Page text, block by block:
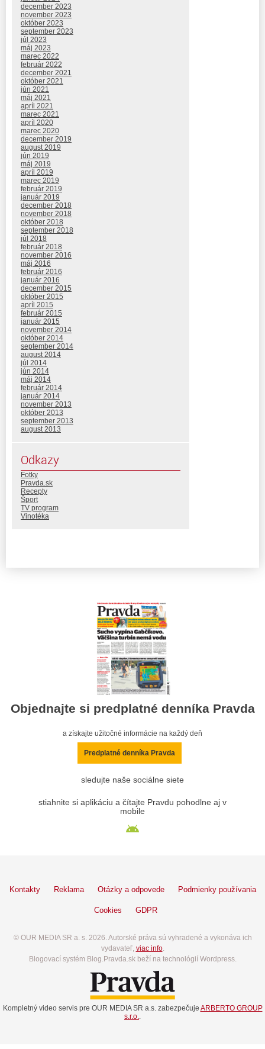
december 2023
november 2023
október 2023
september 2023
júl 2023
máj 2023
marec 2022
február 2022
december 2021
október 2021
jún 2021
máj 2021
apríl 2021
marec 2021
apríl 2020
marec 2020
december 2019
august 2019
jún 2019
máj 2019
apríl 2019
marec 2019
február 2019
január 2019
december 2018
november 2018
október 2018
september 2018
júl 2018
február 2018
november 2016
máj 2016
február 2016
január 2016
december 2015
október 2015
apríl 2015
február 2015
január 2015
november 2014
október 2014
september 2014
august 2014
júl 2014
jún 2014
máj 2014
február 2014
január 2014
november 2013
október 2013
september 2013
august 2013
Odkazy
Fotky
Pravda.sk
Recepty
Šport
TV program
Vinotéka
Objednajte si predplatné denníka Pravda
a získajte užitočné informácie na každý deň
Predplatné denníka Pravda
sledujte naše sociálne siete
stiahnite si aplikáciu a čítajte Pravdu pohodlne aj v
mobile
Kontakty Reklama Otázky a odpovede Podmienky používania
Cookies GDPR
© OUR MEDIA SR a. s. 2026. Autorské práva sú vyhradené a vykonáva ich
vydavateľ, viac info.
Blogovací systém Blog.Pravda.sk beží na technológií Wordpress.
Kompletný video servis pre OUR MEDIA SR a.s. zabezpečuje ARBERTO GROUP
s.r.o..